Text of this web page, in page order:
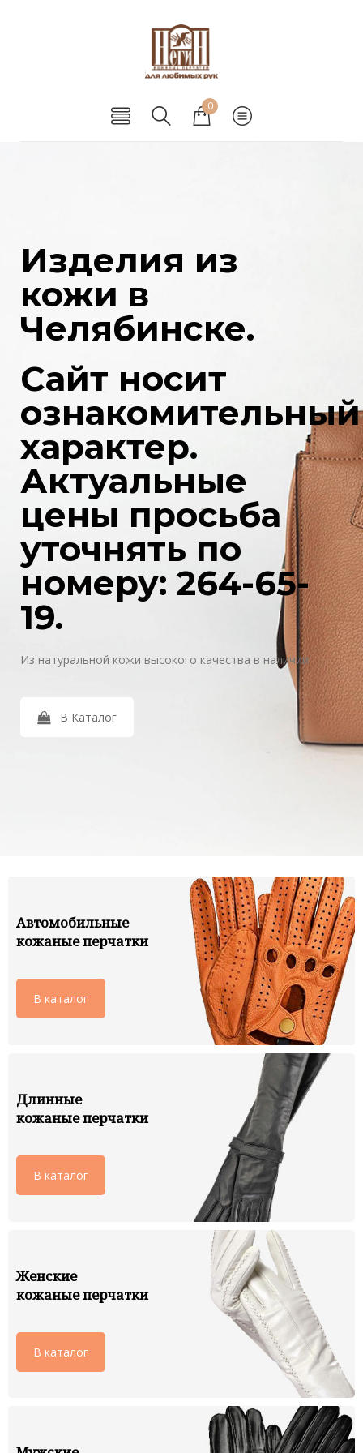
0
Изделия из
кожи в
Челябинске.
Сайт носит
ознакомительный
характер.
Актуальные
цены просьба
уточнять по
номеру: 264-65-
19.
Из натуральной кожи высокого качества в наличии
В Каталог
Автомобильные
кожаные перчатки
В каталог
Длинные
кожаные перчатки
В каталог
Женские
кожаные перчатки
В каталог